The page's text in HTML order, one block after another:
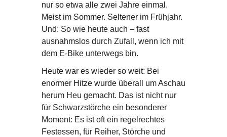
nur so etwa alle zwei Jahre einmal.
Meist im Sommer. Seltener im Frühjahr.
Und: So wie heute auch – fast
ausnahmslos durch Zufall, wenn ich mit
dem E-Bike unterwegs bin.
Heute war es wieder so weit: Bei
enormer Hitze wurde überall um Aschau
herum Heu gemacht. Das ist nicht nur
für Schwarzstörche ein besonderer
Moment: Es ist oft ein regelrechtes
Festessen, für Reiher, Störche und